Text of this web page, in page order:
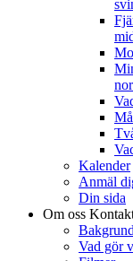
Kalender
Anmäl
Din sida
Om oss
Bakgrund
Vad gör